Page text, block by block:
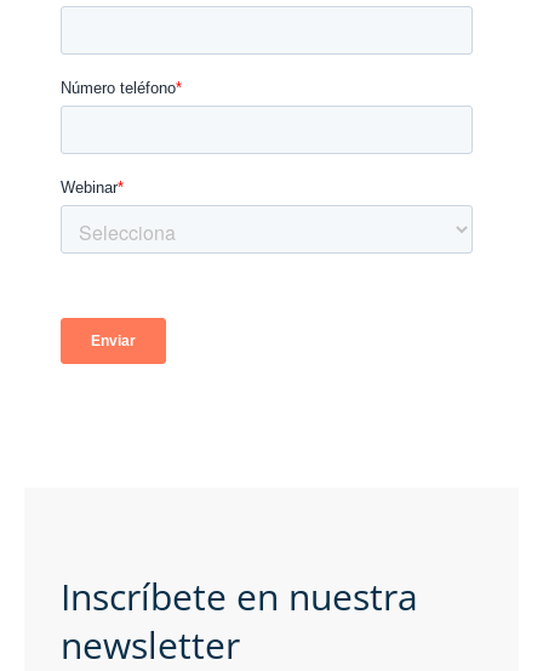
Inscríbete en nuestra
newsletter